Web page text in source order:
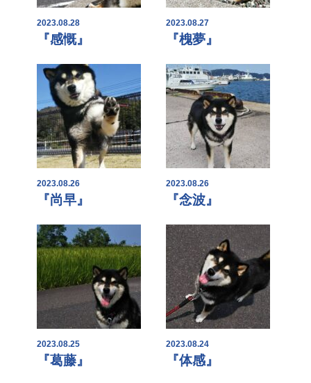
2023.08.28
『感慨』
2023.08.27
『槐夢』
2023.08.26
『尚早』
2023.08.26
『念波』
2023.08.25
『葛藤』
2023.08.24
『体感』